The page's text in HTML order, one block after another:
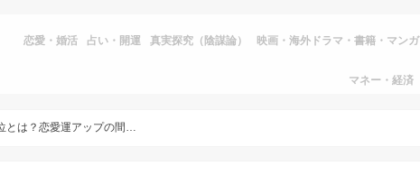
恋愛・婚活 占い・開運 真実探究（陰謀論） 映画・海外ドラマ・書籍・マンガ
マネー・経済